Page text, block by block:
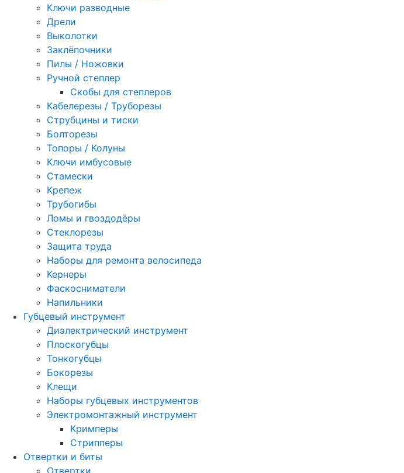
Ключи разводные
Дрели
Выколотки
Заклёпочники
Пилы / Ножовки
Ручной степлер
Скобы для степлеров
Кабелерезы / Труборезы
Струбцины и тиски
Болторезы
Топоры / Колуны
Ключи имбусовые
Стамески
Крепеж
Трубогибы
Ломы и гвоздодёры
Стеклорезы
Защита труда
Наборы для ремонта велосипеда
Кернеры
Фаскосниматели
Напильники
Губцевый инструмент
Диэлектрический инструмент
Плоскогубцы
Тонкогубцы
Бокорезы
Клещи
Наборы губцевых инструментов
Электромонтажный инструмент
Кримперы
Стрипперы
Отвертки и биты
Отвертки